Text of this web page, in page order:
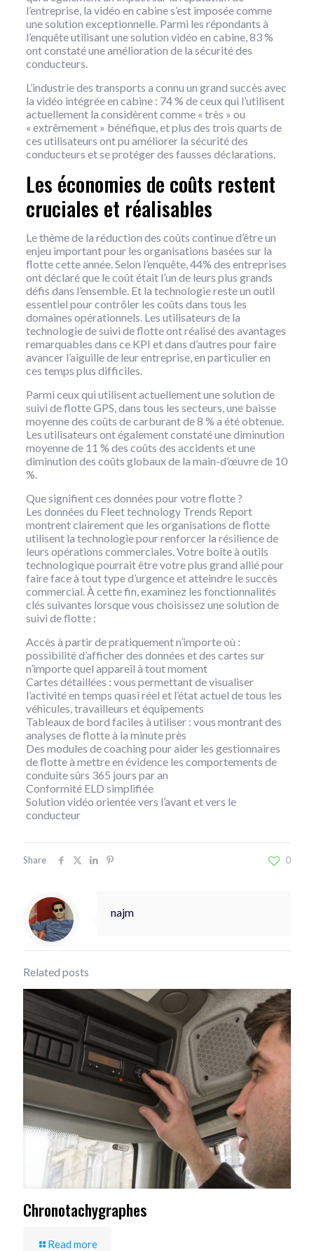
l’entreprise, la vidéo en cabine s’est imposée comme
une solution exceptionnelle. Parmi les répondants à
l’enquête utilisant une solution vidéo en cabine, 83 %
ont constaté une amélioration de la sécurité des
conducteurs.
L’industrie des transports a connu un grand succès avec
la vidéo intégrée en cabine : 74 % de ceux qui l’utilisent
actuellement la considèrent comme « très » ou
« extrêmement » bénéfique, et plus des trois quarts de
ces utilisateurs ont pu améliorer la sécurité des
conducteurs et se protéger des fausses déclarations.
Les économies de coûts restent
cruciales et réalisables
Le thème de la réduction des coûts continue d’être un
enjeu important pour les organisations basées sur la
flotte cette année. Selon l’enquête, 44% des entreprises
ont déclaré que le coût était l’un de leurs plus grands
défis dans l’ensemble. Et la technologie reste un outil
essentiel pour contrôler les coûts dans tous les
domaines opérationnels. Les utilisateurs de la
technologie de suivi de flotte ont réalisé des avantages
remarquables dans ce KPI et dans d’autres pour faire
avancer l’aiguille de leur entreprise, en particulier en
ces temps plus difficiles.
Parmi ceux qui utilisent actuellement une solution de
suivi de flotte GPS, dans tous les secteurs, une baisse
moyenne des coûts de carburant de 8 % a été obtenue.
Les utilisateurs ont également constaté une diminution
moyenne de 11 % des coûts des accidents et une
diminution des coûts globaux de la main-d’œuvre de 10
%.
Que signifient ces données pour votre flotte ?
Les données du Fleet technology Trends Report
montrent clairement que les organisations de flotte
utilisent la technologie pour renforcer la résilience de
leurs opérations commerciales. Votre boîte à outils
technologique pourrait être votre plus grand allié pour
faire face à tout type d’urgence et atteindre le succès
commercial. À cette fin, examinez les fonctionnalités
clés suivantes lorsque vous choisissez une solution de
suivi de flotte :
Accès à partir de pratiquement n’importe où :
possibilité d’afficher des données et des cartes sur
n’importe quel appareil à tout moment
Cartes détaillées : vous permettant de visualiser
l’activité en temps quasi réel et l’état actuel de tous les
véhicules, travailleurs et équipements
Tableaux de bord faciles à utiliser : vous montrant des
analyses de flotte à la minute près
Des modules de coaching pour aider les gestionnaires
de flotte à mettre en évidence les comportements de
conduite sûrs 365 jours par an
Conformité ELD simplifiée
Solution vidéo orientée vers l’avant et vers le
conducteur
Share 0
najm
Related posts
Chronotachygraphes
Read more